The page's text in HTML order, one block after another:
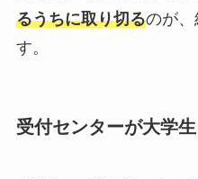
るうちに取り切るのが
す。
受付センターが大学